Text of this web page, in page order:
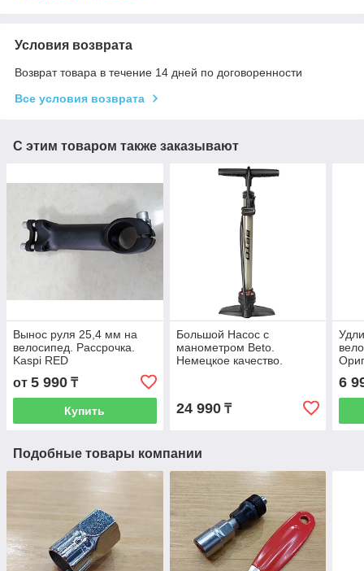
Условия возврата
Возврат товара в течение 14 дней по договоренности
Все условия возврата
С этим товаром также заказывают
Вынос руля 25,4 мм на
велосипед. Рассрочка.
Kaspi RED
от 5 990 ₸
Купить
Большой Насос с
манометром Beto.
Немецкое качество.
24 990₸
6
Подобные товары компании